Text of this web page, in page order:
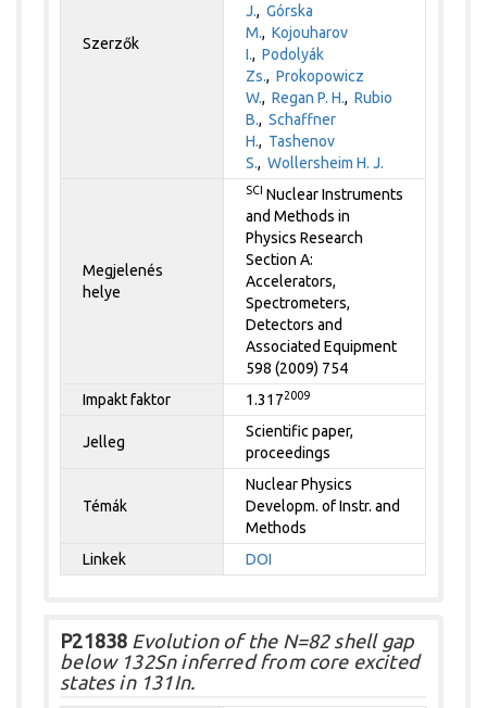
Szerzők
J.,Górska
M.,Kojouharov
I.,Podolyák
Zs.,Prokopowicz
W.,Regan P. H.,Rubio
B.,Schaffner
H., Tashenov
S.,Wollersheim H. J.
Megjelenés
helye
SCI Nuclear Instruments
and Methods in
Physics Research
Section A:
Accelerators,
Spectrometers,
Detectors and
Associated Equipment
598 (2009) 754
Impakt faktor
1.3172009
Jelleg
Scientific paper,
proceedings
Témák
Nuclear Physics
Developm. of Instr. and
Methods
Linkek
DOI
P21838 Evolution of the N=82 shell gap
below 132Sn inferred from core excited
states in 131In.